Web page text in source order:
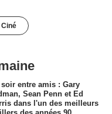
soir entre amis : Gary
Sean Penn et Ed
dans l'un des meilleurs